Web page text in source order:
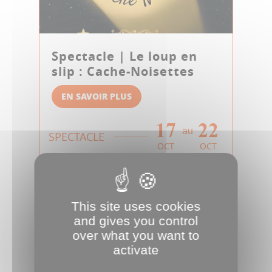
Spectacle | Le loup en
slip : Cache-Noisettes
EN SAVOIR PLUS
SPECTACLE 17
OCT
au 22
OCT
This site uses cookies
and gives you control
over what you want to
activate